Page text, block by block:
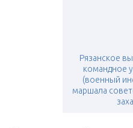
Рязанское
командное
(военный
маршала